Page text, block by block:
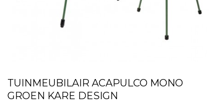
TUINMEUBILAIR ACAPULCO MONO
GROEN KARE DESIGN